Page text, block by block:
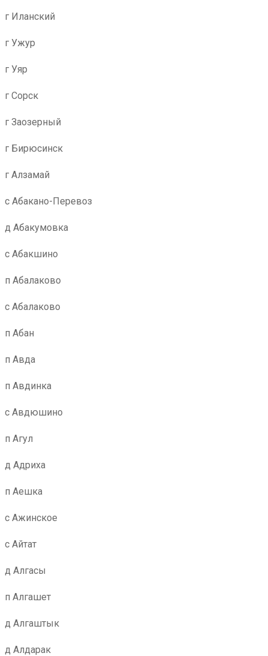
г Иланский
г Ужур
г Уяр
г Сорск
г Заозерный
г Бирюсинск
г Алзамай
с Абакано-Перевоз
д Абакумовка
с Абакшино
п Абалаково
с Абалаково
п Абан
п Авда
п Авдинка
с Авдюшино
п Агул
д Адриха
п Аешка
с Ажинское
с Айтат
д Алгасы
п Алгашет
д Алгаштык
д Алдарак